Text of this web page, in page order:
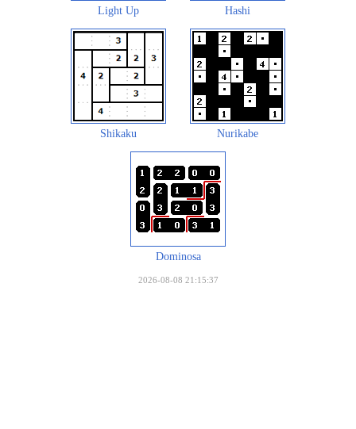
Light Up Hashi
Shikaku Nurikabe
Dominosa
2026-08-08 21:15:37